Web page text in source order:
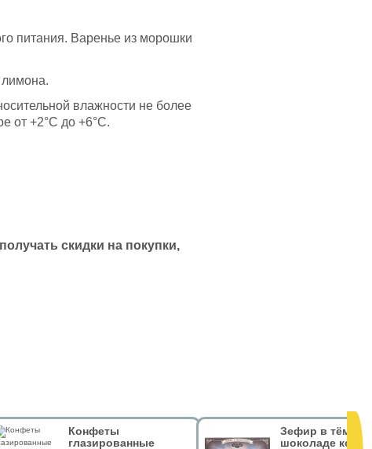
питания. Варенье из морошки
влажности не более
от +2°С до +6°С.
скидки на покупки,
Конфеты
глазированные
Зефир в тёмном
шоколаде